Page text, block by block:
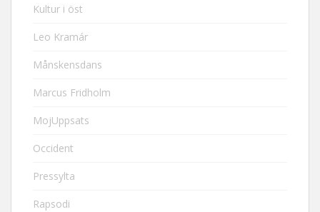
Kultur i öst
Leo Kramár
Månskensdans
Marcus Fridholm
MojUppsats
Occident
Pressylta
Rapsodi